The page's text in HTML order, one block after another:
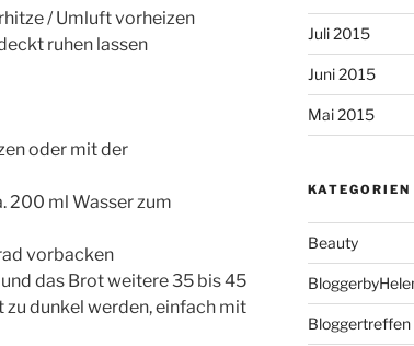
/ Umluft vorheizen
ruhen lassen
oder mit der
200 ml Wasser zum
vorbacken
das Brot weitere 35 bis 45
zu dunkel werden, einfach mit
Juli 2015
Juni 2015
Mai 2015
KATEGORIEN
Beauty
Bloggertreffen